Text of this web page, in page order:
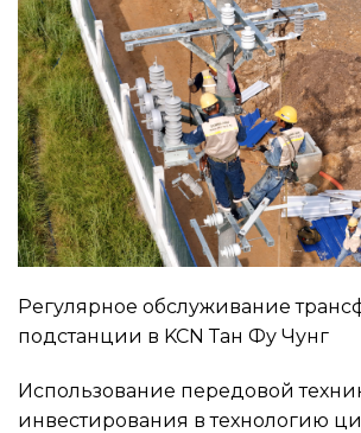
Регулярное обслуживание
подстанции в KCN Тан Фу Чунг
Использование передовой
инвестирования в технологию